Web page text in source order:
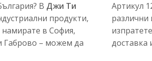
В Джи Ти
продукти,
в София,
Габрово – можем да
Артикул
различни
доставка